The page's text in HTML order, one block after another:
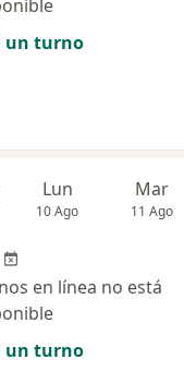
un turno
Lun
10 Ago
Mar
11 Ago
en línea no está
un turno